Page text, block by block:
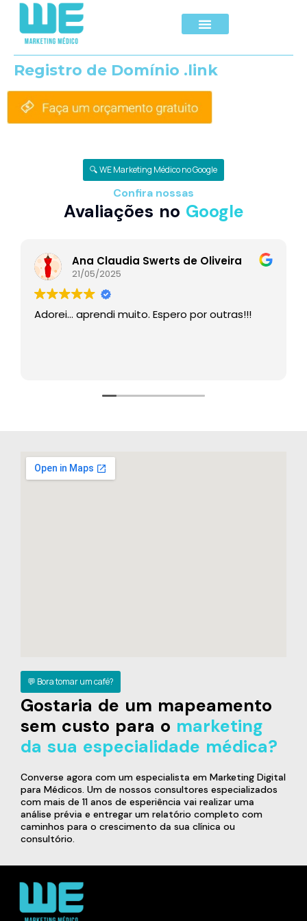
Registro de Domínio .link
🔍 WE Marketing Médico no Google
Confira nossas
Avaliações no Google
Ana Claudia Swerts de Oliveira
21/05/2025
Adorei… aprendi muito. Espero por outras!!!
💬 Bora tomar um café?
Gostaria de um mapeamento
sem custo para o marketing
da sua especialidade médica?
Converse agora com um especialista em Marketing Digital
para Médicos. Um de nossos consultores especializados
com mais de 11 anos de esperiência vai realizar uma
análise prévia e entregar um relatório completo com
caminhos para o crescimento da sua clínica ou
consultório.